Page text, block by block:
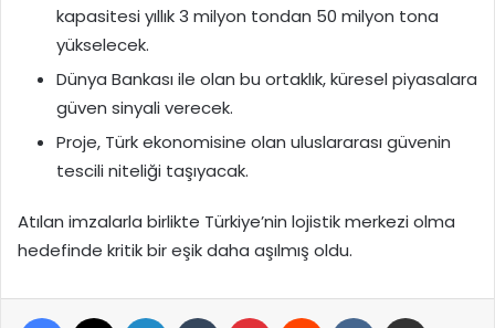
kapasitesi yıllık 3 milyon tondan 50 milyon tona
yükselecek.
Dünya Bankası ile olan bu ortaklık, küresel piyasalara
güven sinyali verecek.
Proje, Türk ekonomisine olan uluslararası güvenin
tescili niteliği taşıyacak.
Atılan imzalarla birlikte Türkiye’nin lojistik merkezi olma
hedefinde kritik bir eşik daha aşılmış oldu.
Facebook LinkedIn Tumblr Pinterest Reddit VKontakte